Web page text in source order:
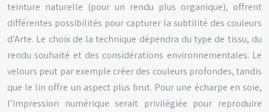
teinture naturelle (pour un rendu plus organique), offrent
différentes possibilités pour capturer la subtilité des couleurs
d’Arte. Le choix de la technique dépendra du type de tissu, du
rendu souhaité et des considérations environnementales. Le
velours peut par exemple créer des couleurs profondes, tandis
que le lin offre un aspect plus brut. Pour une écharpe en soie,
l’impression numérique serait privilégiée pour reproduire